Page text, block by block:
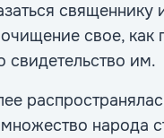
священнику
свое, как
свидетельство им.
народа